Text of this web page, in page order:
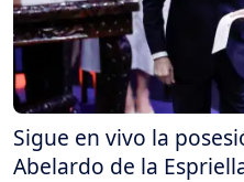
Sigue en vivo la
Abelardo de la